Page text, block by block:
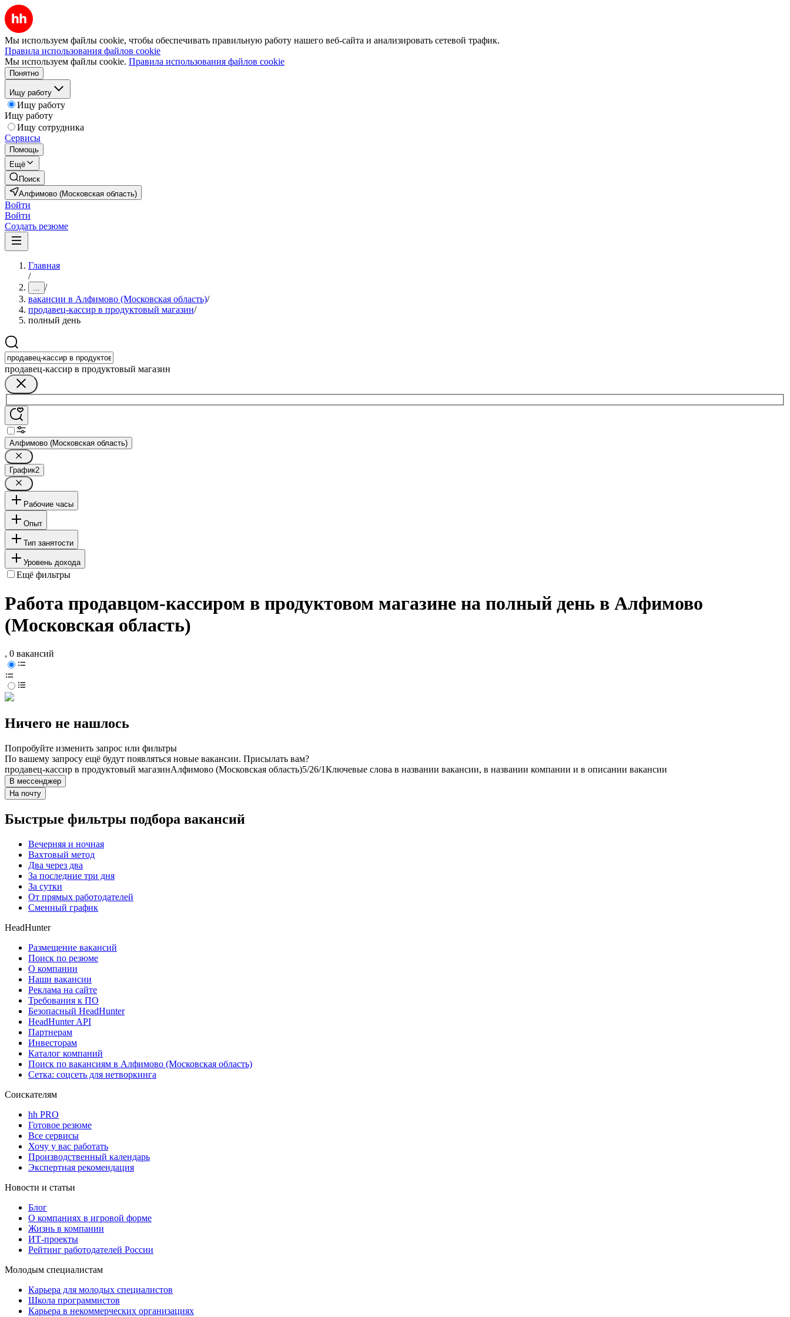
Мы используем файлы cookie, чтобы обеспечивать правильную работу нашего веб-сайта и анализировать сетевой трафик.
Правила использования файлов cookie
Мы используем файлы cookie. Правила использования файлов cookie
Понятно
Ищу работу
Ищу работу
Ищу работу
Ищу сотрудника
Сервисы
Помощь
Ещё
Поиск
Алфимово (Московская область)
Войти
Войти
Создать резюме
Главная
/
... /
вакансии в Алфимово (Московская область)/
продавец-кассир в продуктовый магазин/
полный день
продавец-кассир в продуктовый магазин
Алфимово (Московская область)
График2
Рабочие часы
Опыт
Тип занятости
Уровень дохода
Ещё фильтры
Работа продавцом-кассиром в продуктовом магазине на полный день в Алфимово
(Московская область)
, 0 вакансий
Ничего не нашлось
Попробуйте изменить запрос или фильтры
По вашему запросу ещё будут появляться новые вакансии. Присылать вам?
продавец-кассир в продуктовый магазинАлфимово (Московская область)5/26/1Ключевые слова в названии вакансии, в названии компании и в описании вакансии
В мессенджер
На почту
Быстрые фильтры подбора вакансий
Вечерняя и ночная
Вахтовый метод
Два через два
За последние три дня
За сутки
От прямых работодателей
Сменный график
HeadHunter
Размещение вакансий
Поиск по резюме
О компании
Наши вакансии
Реклама на сайте
Требования к ПО
Безопасный HeadHunter
HeadHunter API
Партнерам
Инвесторам
Каталог компаний
Поиск по вакансиям в Алфимово (Московская область)
Сетка: соцсеть для нетворкинга
Соискателям
hh PRO
Готовое резюме
Все сервисы
Хочу у вас работать
Производственный календарь
Экспертная рекомендация
Новости и статьи
Блог
О компаниях в игровой форме
Жизнь в компании
ИТ-проекты
Рейтинг работодателей России
Молодым специалистам
Карьера для молодых специалистов
Школа программистов
Карьера в некоммерческих организациях